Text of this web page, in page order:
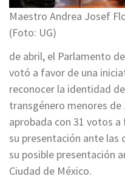
Maestro Andrea Josef
(Foto: UG)
de abril, el Parlamento
votó a favor de una
reconocer la identidad
transgénero menores
aprobada con 31 votos
su presentación ante las
su posible presentación
Ciudad de México.